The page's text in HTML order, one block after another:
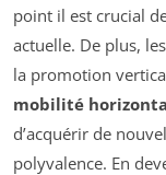
point il est crucial
actuelle. De plus,
la promotion
mobilité
d’acquérir de
polyvalence. En